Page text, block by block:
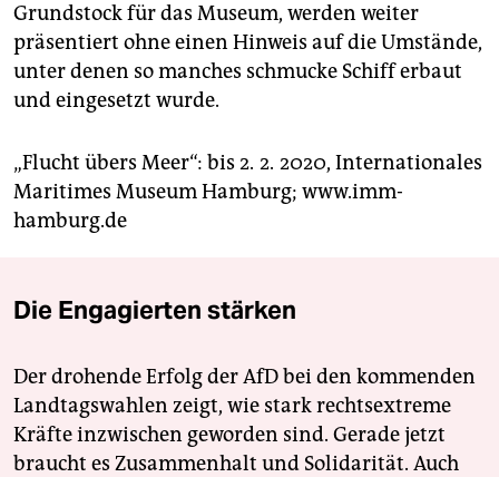
Grundstock für das Museum, werden weiter
präsentiert ohne einen Hinweis auf die Umstände,
unter denen so manches schmucke Schiff erbaut
und eingesetzt wurde.
„Flucht übers Meer“: bis 2. 2. 2020, Internationales
Maritimes Museum Hamburg; www.imm-
hamburg.de
Die Engagierten stärken
Der drohende Erfolg der AfD bei den kommenden
Landtagswahlen zeigt, wie stark rechtsextreme
Kräfte inzwischen geworden sind. Gerade jetzt
braucht es Zusammenhalt und Solidarität. Auch